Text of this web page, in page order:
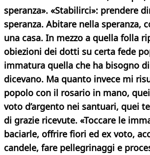
speranza». «Stabilirci»: prendere
speranza. Abitare nella speranza,
una casa. In mezzo a quella folla
obiezioni dei dotti su certa fede
immatura quella che ha bisogno
dicevano. Ma quanto invece mi
popolo con il rosario in mano,
voto d’argento nei santuari, quei
di grazie ricevute. «Toccare le
baciarle, offrire fiori ed ex voto,
candele, fare pellegrinaggi e